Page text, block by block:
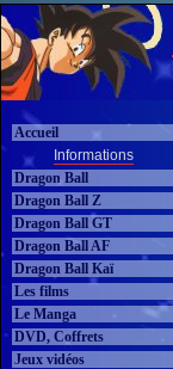
Accueil
Informations
Dragon Ball
Dragon Ball Z
Dragon Ball GT
Dragon Ball AF
Dragon Ball Kaï
Les films
Le Manga
DVD, Coffrets
Jeux vidéos